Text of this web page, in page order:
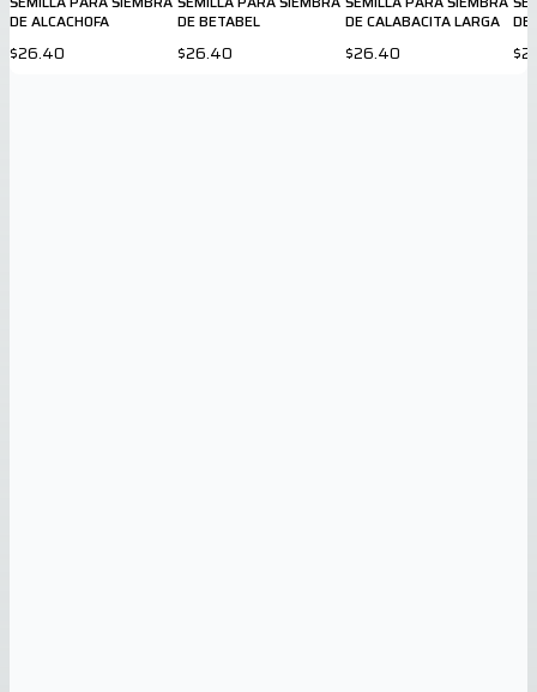
DE ALCACHOFA
$26.40
DE BETABEL
$26.40
DE CALABACITA LARGA
$26.40
DE